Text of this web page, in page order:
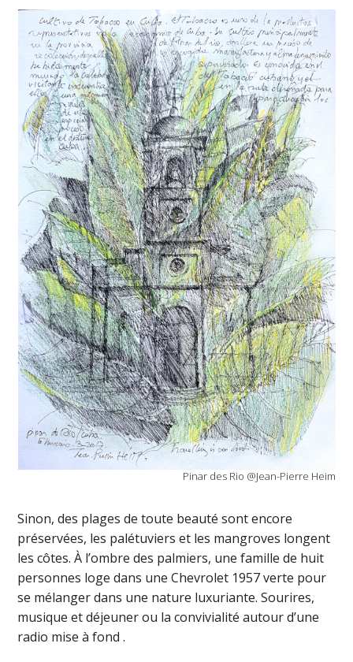
Pinar des Rio @Jean-Pierre Heim
Sinon, des plages de toute beauté sont encore
préservées, les palétuviers et les mangroves longent
les côtes. À l’ombre des palmiers, une famille de huit
personnes loge dans une Chevrolet 1957 verte pour
se mélanger dans une nature luxuriante. Sourires,
musique et déjeuner ou la convivialité autour d’une
radio mise à fond .